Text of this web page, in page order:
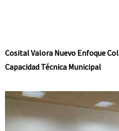
Cosital Valora Nuevo Enfoque
Capacidad Técnica Municipal